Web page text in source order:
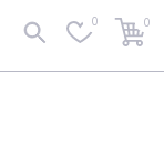
Filtrar 0 0